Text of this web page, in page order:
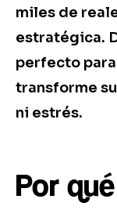
miles de
estratégica.
perfecto
transforme
ni estrés.
Por